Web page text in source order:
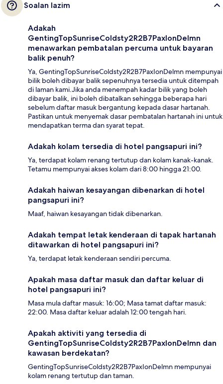
Soalan lazim
Adakah
GentingTopSunriseColdsty2R2B7PaxIonDelmn
menawarkan pembatalan percuma untuk bayaran
balik penuh?
Ya, GentingTopSunriseColdsty2R2B7PaxIonDelmn mempunyai
bilik boleh dibayar balik sepenuhnya tersedia untuk ditempah
di laman kami.Jika anda menempah kadar bilik yang boleh
dibayar balik, ini boleh dibatalkan sehingga beberapa hari
sebelum daftar masuk bergantung kepada dasar hartanah.
Pastikan untuk menyemak dasar pembatalan hartanah ini untuk
mendapatkan terma dan syarat tepat.
Adakah kolam tersedia di hotel pangsapuri ini?
Ya, terdapat kolam renang tertutup dan kolam kanak-kanak.
Tetamu mempunyai akses kolam dari 8:00 hingga 21:00.
Adakah haiwan kesayangan dibenarkan di hotel
pangsapuri ini?
Maaf, haiwan kesayangan tidak dibenarkan.
Adakah tempat letak kenderaan di tapak hartanah
ditawarkan di hotel pangsapuri ini?
Ya, terdapat letak kenderaan sendiri percuma.
Apakah masa daftar masuk dan daftar keluar di
hotel pangsapuri ini?
Masa mula daftar masuk: 16:00; Masa tamat daftar masuk:
22:00. Masa daftar keluar adalah 12:00 tengah hari.
Apakah aktiviti yang tersedia di
GentingTopSunriseColdsty2R2B7PaxIonDelmn dan
kawasan berdekatan?
GentingTopSunriseColdsty2R2B7PaxIonDelmn mempunyai
kolam renang tertutup dan taman.